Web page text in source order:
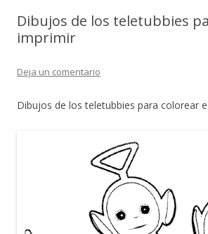
Dibujos de los teletubbies
imprimir
Deja un comentario
Dibujos de los teletubbies para colorear